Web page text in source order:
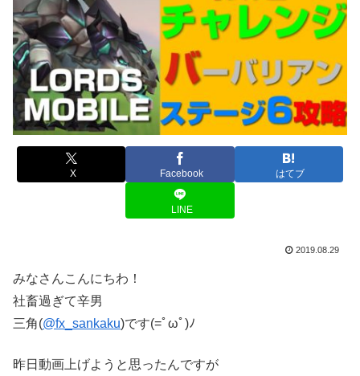
X Facebook はてブ
LINE
2019.08.29
みなさんこんにちわ！
社畜過ぎて辛男
三角(@fx_sankaku)です(=ﾟωﾟ)ﾉ
昨日動画上げようと思ったんですが